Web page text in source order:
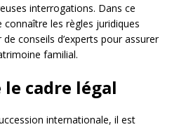
interrogations. Dans ce
les règles juridiques
conseils d’experts pour assurer
familial.
le cadre légal
internationale, il est